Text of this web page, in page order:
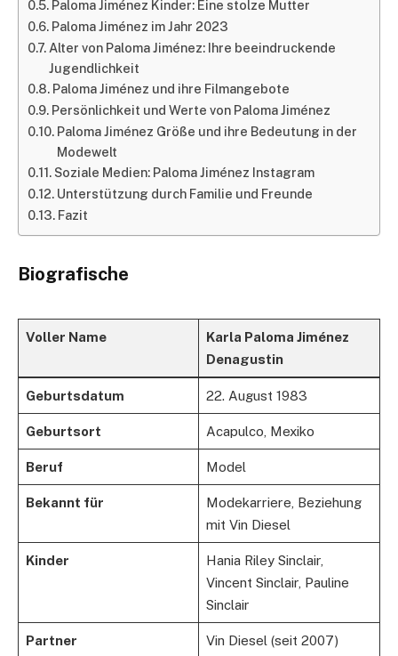
Paloma Jiménez Kinder: Eine stolze Mutter
Paloma Jiménez im Jahr 2023
Alter von Paloma Jiménez: Ihre beeindruckende
Jugendlichkeit
Paloma Jiménez und ihre Filmangebote
Persönlichkeit und Werte von Paloma Jiménez
Paloma Jiménez Größe und ihre Bedeutung in der
Modewelt
Soziale Medien: Paloma Jiménez Instagram
Unterstützung durch Familie und Freunde
Fazit
Biografische
Voller Name
Karla Paloma Jiménez
Denagustin
Geburtsdatum 22. August 1983
Geburtsort Acapulco, Mexiko
Beruf Model
Bekannt für
Modekarriere, Beziehung
mit Vin Diesel
Kinder
Hania Riley Sinclair,
Vincent Sinclair, Pauline
Sinclair
Partner Vin Diesel (seit 2007)